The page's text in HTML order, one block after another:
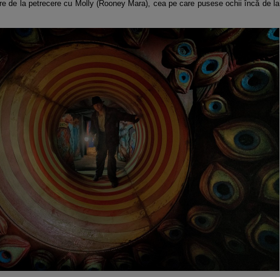
de la petrecere cu Molly (Rooney Mara), cea pe care pusese ochii încă de la